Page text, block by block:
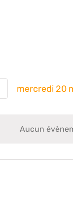
Aucun
mercredi 20
date.